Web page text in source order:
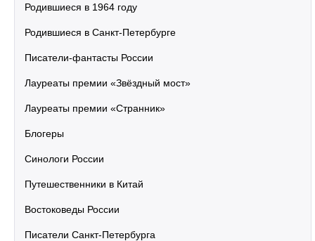
Родившиеся в 1964 году
Родившиеся в Санкт-Петербурге
Писатели-фантасты России
Лауреаты премии «Звёздный мост»
Лауреаты премии «Странник»
Блогеры
Синологи России
Путешественники в Китай
Востоковеды России
Писатели Санкт-Петербурга